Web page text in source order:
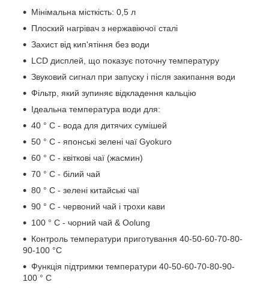
Мінімальна місткість: 0,5 л
Плоский нагрівач з нержавіючої сталі
Захист від кип'ятіння без води
LCD дисплей, що показує поточну температуру
Звуковий сигнал при запуску і після закипання води
Фільтр, який зупиняє відкладення кальцію
Ідеальна температура води для:
40 ° С - вода для дитячих сумішей
50 ° C - японські зелені чаї Gyokuro
60 ° C - квіткові чаї (жасмин)
70 ° С - білий чай
80 ° C - зелені китайські чаї
90 ° C - червоний чай і трохи кави
100 ° C - чорний чай & Oolung
Контроль температури приготування 40-50-60-70-80-
90-100 °C
Функція підтримки температури 40-50-60-70-80-90-
100 ° C